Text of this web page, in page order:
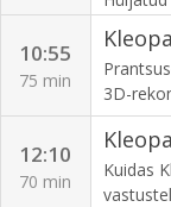
ema
10:55
75 min
3D-
puhkab
12:10
70 min
Kuidas